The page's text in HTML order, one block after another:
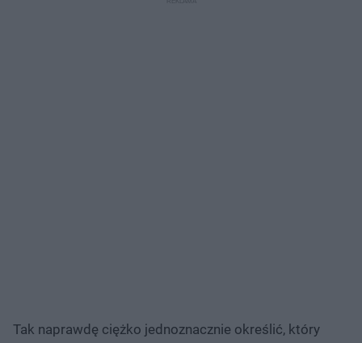
Tak naprawdę ciężko jednoznacznie określić, który